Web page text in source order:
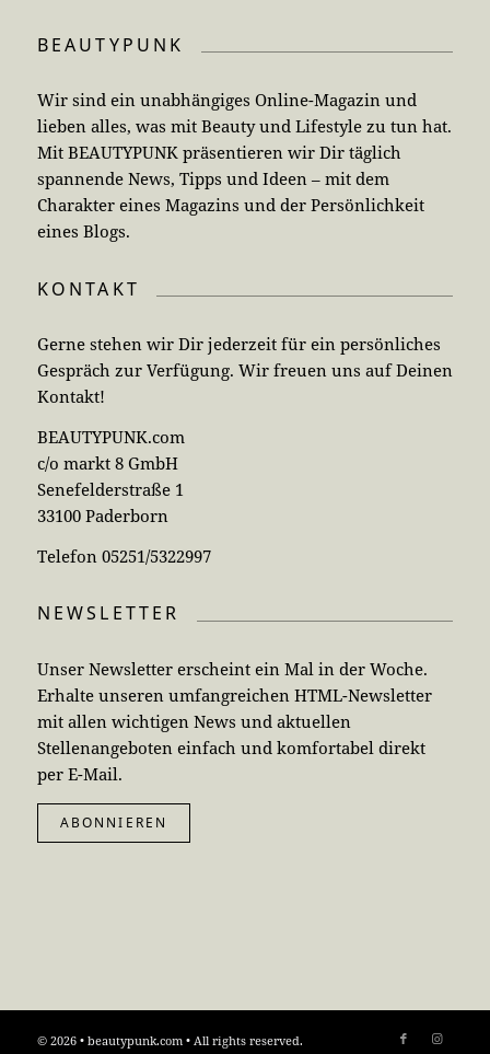
BEAUTYPUNK
Wir sind ein unabhängiges Online-Magazin und
lieben alles, was mit Beauty und Lifestyle zu tun hat.
Mit BEAUTYPUNK präsentieren wir Dir täglich
spannende News, Tipps und Ideen – mit dem
Charakter eines Magazins und der Persönlichkeit
eines Blogs.
KONTAKT
Gerne stehen wir Dir jederzeit für ein persönliches
Gespräch zur Verfügung. Wir freuen uns auf Deinen
Kontakt!
BEAUTYPUNK.com
c/o markt 8 GmbH
Senefelderstraße 1
33100 Paderborn
Telefon 05251/5322997
NEWSLETTER
Unser Newsletter erscheint ein Mal in der Woche.
Erhalte unseren umfangreichen HTML-Newsletter
mit allen wichtigen News und aktuellen
Stellenangeboten einfach und komfortabel direkt
per E-Mail.
ABONNIEREN
© 2026 • beautypunk.com • All rights reserved.